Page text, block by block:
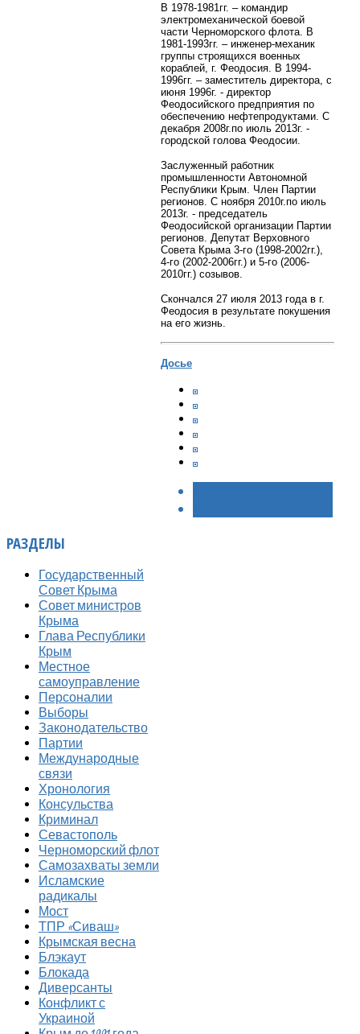
В 1978-1981гг. – командир
электромеханической боевой
части Черноморского флота. В
1981-1993гг. – инженер-механик
группы строящихся военных
кораблей, г. Феодосия. В 1994-
1996гг. – заместитель директора, с
июня 1996г. - директор
Феодосийского предприятия по
обеспечению нефтепродуктами. С
декабря 2008г.по июль 2013г. -
городской голова Феодосии.
Заслуженный работник
промышленности Автономной
Республики Крым. Член Партии
регионов. С ноября 2010г.по июль
2013г. - председатель
Феодосийской организации Партии
регионов. Депутат Верховного
Совета Крыма 3-го (1998-2002гг.),
4-го (2002-2006гг.) и 5-го (2006-
2010гг.) созывов.
Скончался 27 июля 2013 года в г.
Феодосия в результате покушения
на его жизнь.
Досье
РАЗДЕЛЫ
Государственный
Совет Крыма
Совет министров
Крыма
Глава Республики
Крым
Местное
самоуправление
Персоналии
Выборы
Законодательство
Партии
Международные
связи
Хронология
Консульства
Криминал
Севастополь
Черноморский флот
Самозахваты земли
Исламские
радикалы
Мост
ТПР «Сиваш»
Крымская весна
Блэкаут
Блокада
Диверсанты
Конфликт с
Украиной